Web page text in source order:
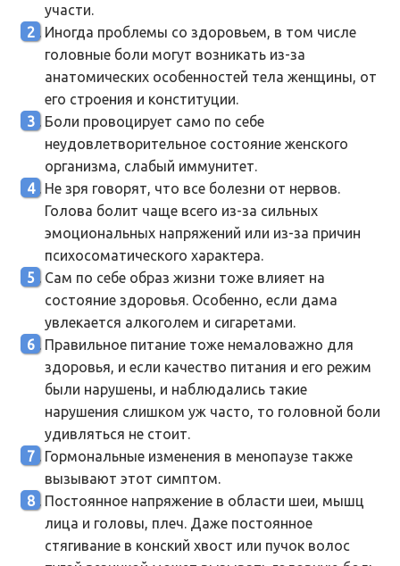
участи.
Иногда проблемы со здоровьем, в том числе
головные боли могут возникать из-за
анатомических особенностей тела женщины, от
его строения и конституции.
Боли провоцирует само по себе
неудовлетворительное состояние женского
организма, слабый иммунитет.
Не зря говорят, что все болезни от нервов.
Голова болит чаще всего из-за сильных
эмоциональных напряжений или из-за причин
психосоматического характера.
Сам по себе образ жизни тоже влияет на
состояние здоровья. Особенно, если дама
увлекается алкоголем и сигаретами.
Правильное питание тоже немаловажно для
здоровья, и если качество питания и его режим
были нарушены, и наблюдались такие
нарушения слишком уж часто, то головной боли
удивляться не стоит.
Гормональные изменения в менопаузе также
вызывают этот симптом.
Постоянное напряжение в области шеи, мышц
лица и головы, плеч. Даже постоянное
стягивание в конский хвост или пучок волос